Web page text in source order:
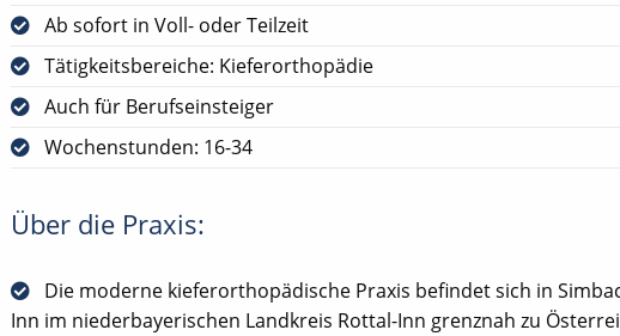
Ab sofort in Voll- oder Teilzeit
Tätigkeitsbereiche: Kieferorthopädie
Auch für Berufseinsteiger
Wochenstunden: 16-34
Über die Praxis:
Die moderne kieferorthopädische Praxis befindet sich in
Inn im niederbayerischen Landkreis Rottal-Inn grenznah zu